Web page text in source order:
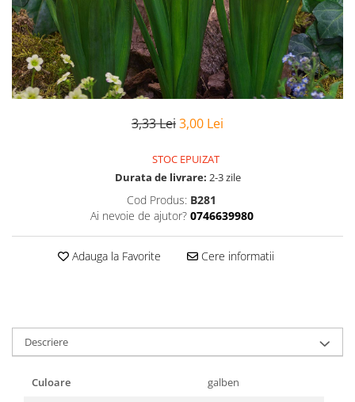
3,33 Lei3,00 Lei
STOC EPUIZAT
Durata de livrare: 2-3 zile
Cod Produs: B281
Ai nevoie de ajutor? 0746639980
Adauga la Favorite Cere informatii
Descriere
Culoare
galben